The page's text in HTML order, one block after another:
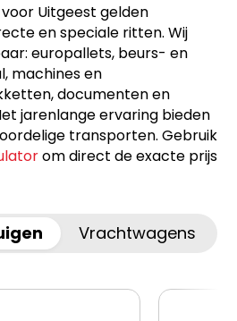
Uitgeest gelden
en speciale ritten. Wij
europallets, beurs- en
machines en
documenten en
jarenlange ervaring bieden
transporten. Gebruik
om direct de exacte prijs
Vrachtwagens